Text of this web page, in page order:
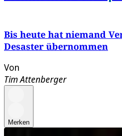
Bis heute hat niemand
Desaster übernommen
Von
Tim Attenberger
Merken